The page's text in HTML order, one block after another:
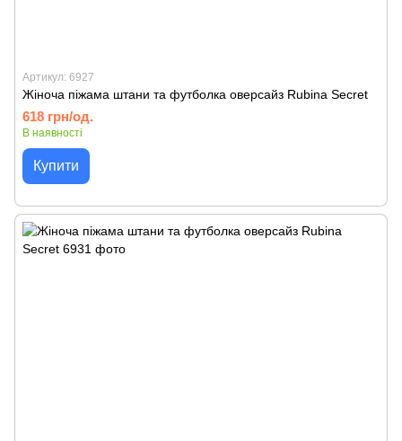
Артикул: 6927
Жіноча піжама штани та футболка оверсайз Rubina Secret
618 грн/од.
В наявності
Купити